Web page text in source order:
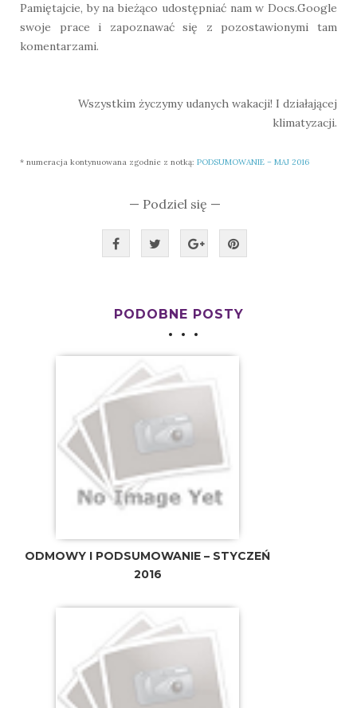
Pamiętajcie, by na bieżąco udostępniać nam w Docs.Google
swoje prace i zapoznawać się z pozostawionymi tam
komentarzami.
Wszystkim życzymy udanych wakacji! I działającej
klimatyzacji.
* numeracja kontynuowana zgodnie z notką: PODSUMOWANIE – MAJ 2016
— Podziel się —
PODOBNE POSTY
ODMOWY I PODSUMOWANIE – STYCZEŃ
2016